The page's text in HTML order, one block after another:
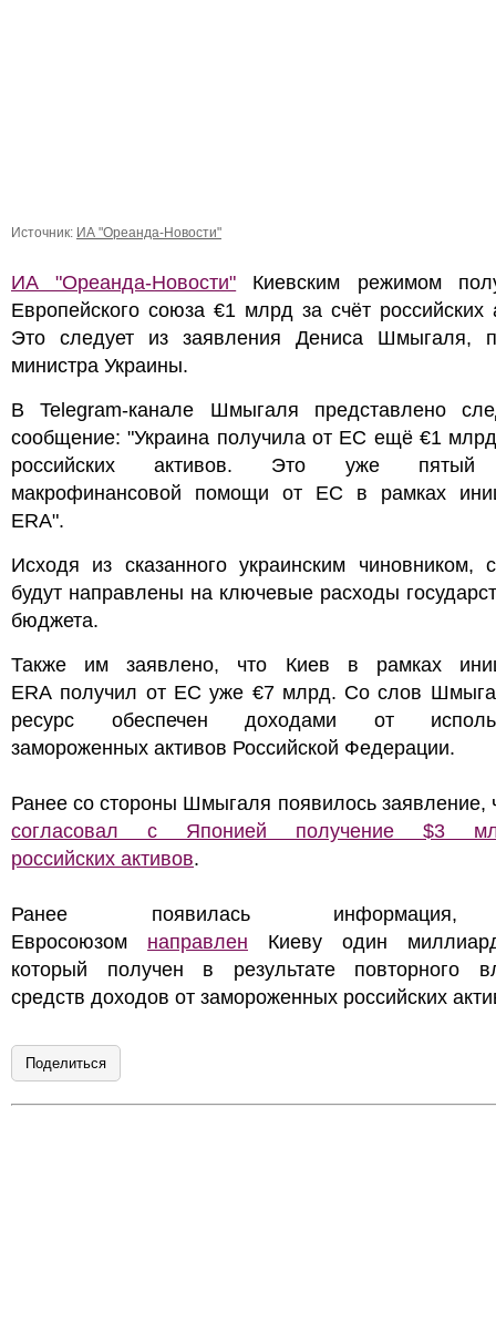
Источник: ИА "Ореанда-Новости"
ИА "Ореанда-Новости" Киевским режимом
Европейского союза €1 млрд за счёт российских
Это следует из заявления Дениса Шмыгаля,
министра Украины.
В Telegram-канале Шмыгаля представлено
сообщение: "Украина получила от ЕС ещё €1 млрд
российских активов. Это уже пятый
макрофинансовой помощи от ЕС в рамках
ERA".
Исходя из сказанного украинским чиновником,
будут направлены на ключевые расходы
бюджета.
Также им заявлено, что Киев в рамках
ERA получил от ЕС уже €7 млрд. Со слов
ресурс обеспечен доходами от
замороженных активов Российской Федерации.
Ранее со стороны Шмыгаля появилось заявление,
согласовал с Японией получение $3
российских активов.
Ранее появилась
Евросоюзом направлен Киеву один
который получен в результате повторного
средств доходов от замороженных российских
Поделиться